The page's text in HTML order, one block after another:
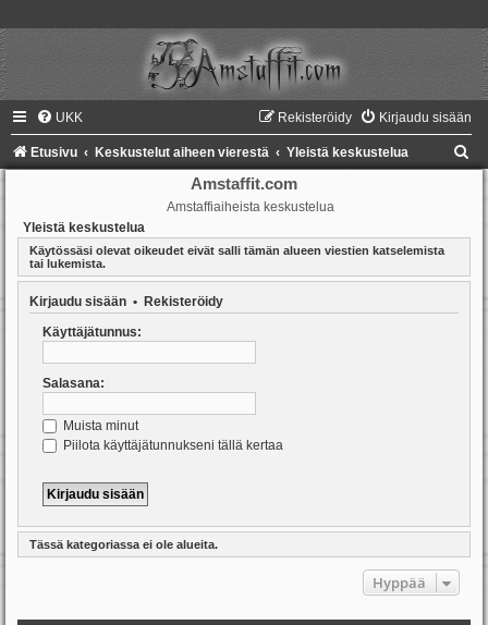
UKK Kirjaudu sisään
Rekisteröidy
Etusivu Keskustelut aiheen vierestä Yleistä keskustelua
Amstaffit.com
Amstaffiaiheista keskustelua
Yleistä keskustelua
Käytössäsi olevat oikeudet eivät salli tämän alueen viestien katselemista
tai lukemista.
Kirjaudu sisään • Rekisteröidy
Käyttäjätunnus:
Salasana:
Muista minut
Piilota käyttäjätunnukseni tällä kertaa
Tässä kategoriassa ei ole alueita.
Hyppää